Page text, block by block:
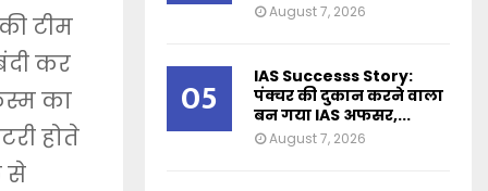
टीम
कर
का
होते
से
August 7, 2026
05
IAS Successs Story:
पंक्चर की दुकान करने वाला
बन गया IAS अफसर,...
August 7, 2026